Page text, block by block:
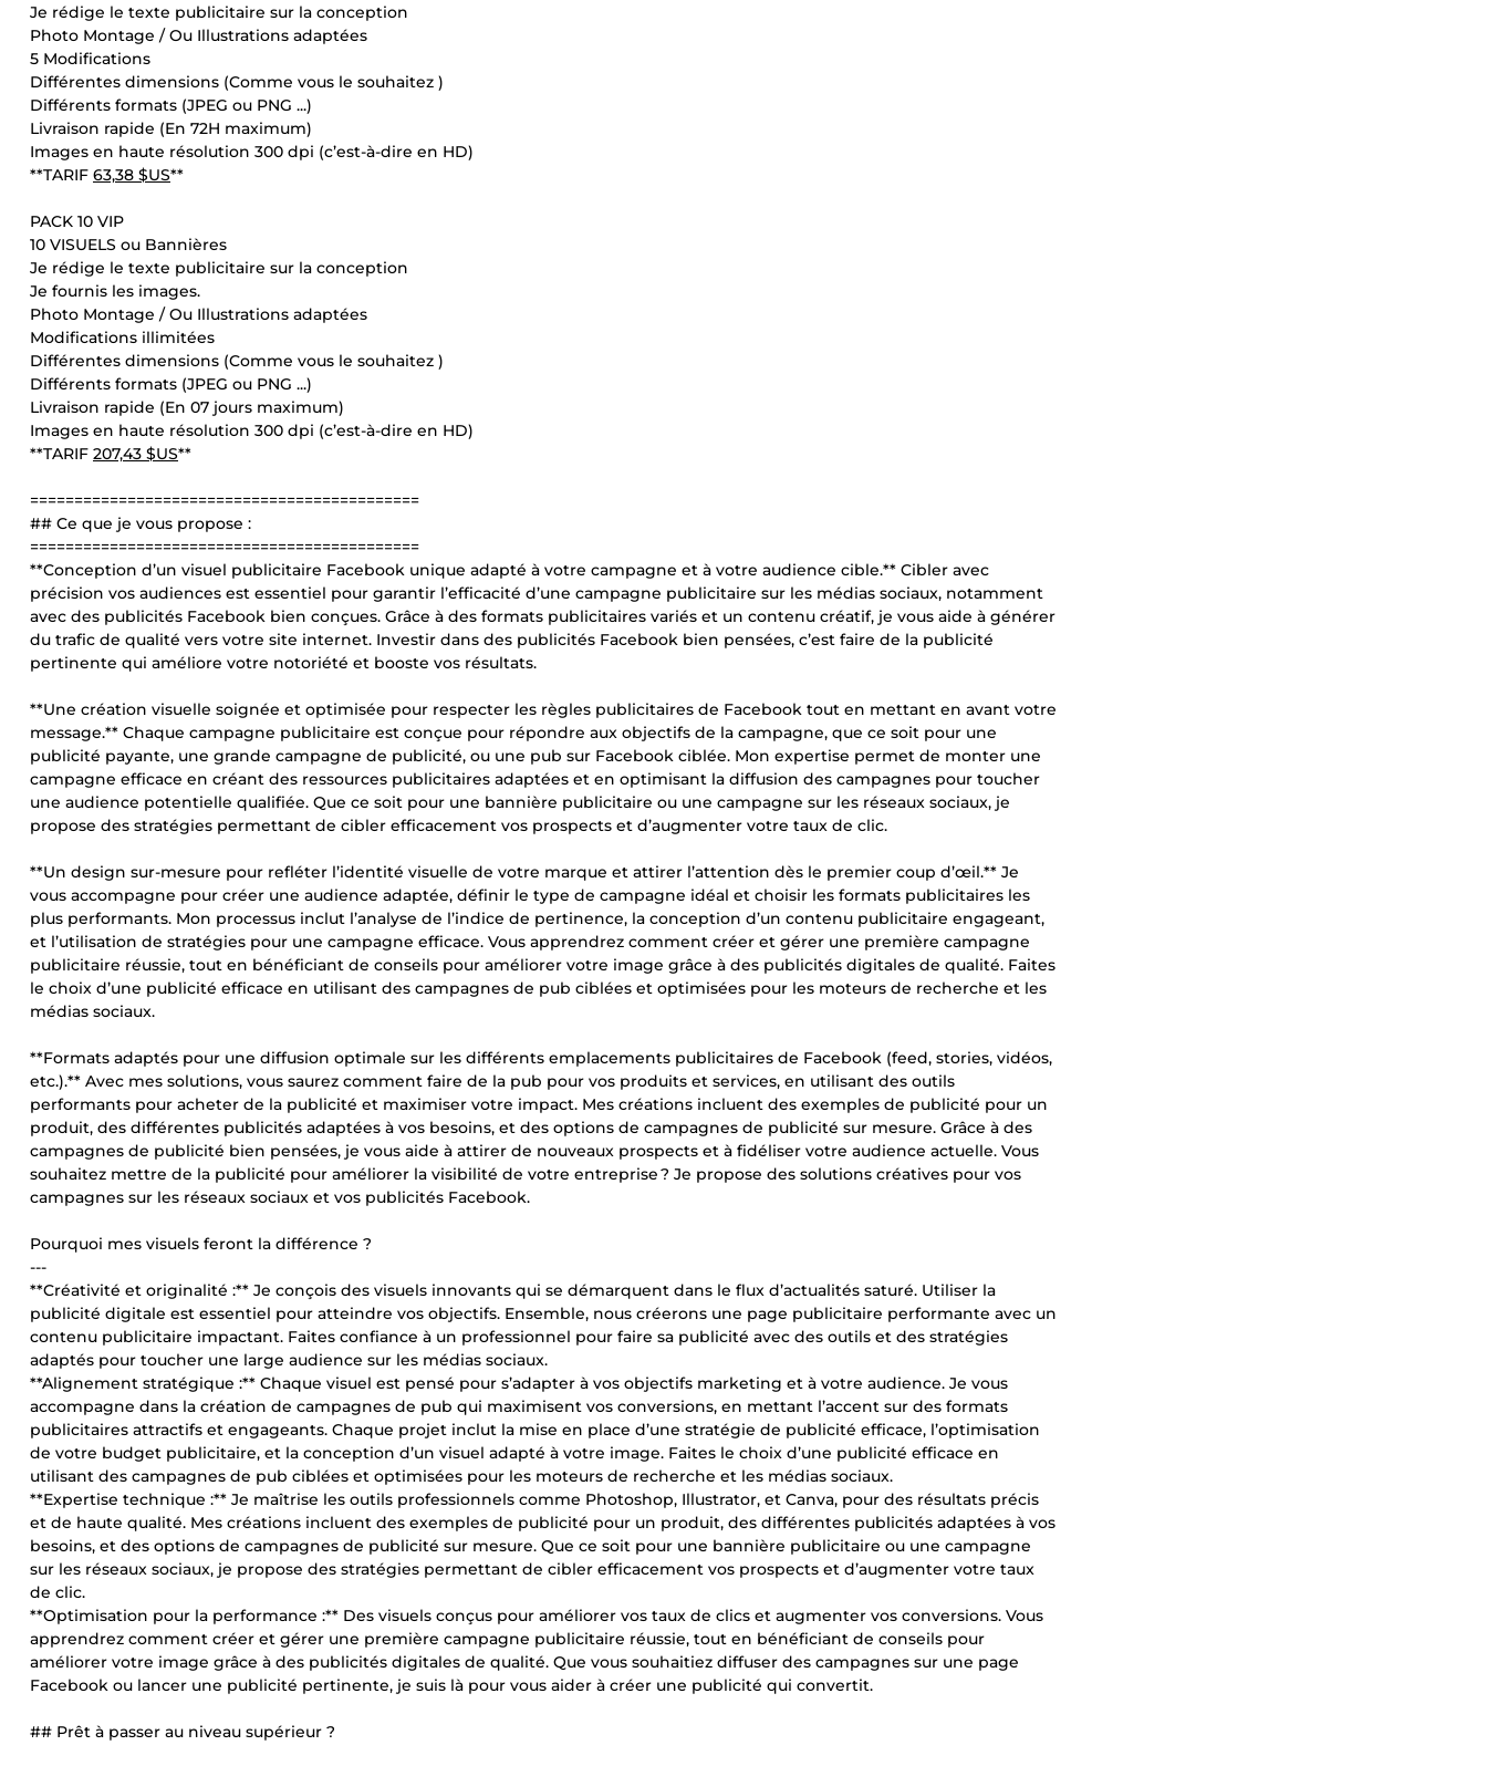
Je rédige le texte publicitaire sur la conception
Photo Montage / Ou Illustrations adaptées
5 Modifications
Différentes dimensions (Comme vous le souhaitez )
Différents formats (JPEG ou PNG ...)
Livraison rapide (En 72H maximum)
Images en haute résolution 300 dpi (c’est-à-dire en HD)
**TARIF 63,38 $US**
PACK 10 VIP
10 VISUELS ou Bannières
Je rédige le texte publicitaire sur la conception
Je fournis les images.
Photo Montage / Ou Illustrations adaptées
Modifications illimitées
Différentes dimensions (Comme vous le souhaitez )
Différents formats (JPEG ou PNG ...)
Livraison rapide (En 07 jours maximum)
Images en haute résolution 300 dpi (c’est-à-dire en HD)
**TARIF 207,43 $US**
============================================
## Ce que je vous propose :
============================================
**Conception d’un visuel publicitaire Facebook unique adapté à votre campagne et à votre audience cible.** Cibler avec
précision vos audiences est essentiel pour garantir l’efficacité d’une campagne publicitaire sur les médias sociaux, notamment
avec des publicités Facebook bien conçues. Grâce à des formats publicitaires variés et un contenu créatif, je vous aide à générer
du trafic de qualité vers votre site internet. Investir dans des publicités Facebook bien pensées, c’est faire de la publicité
pertinente qui améliore votre notoriété et booste vos résultats.
**Une création visuelle soignée et optimisée pour respecter les règles publicitaires de Facebook tout en mettant en avant votre
message.** Chaque campagne publicitaire est conçue pour répondre aux objectifs de la campagne, que ce soit pour une
publicité payante, une grande campagne de publicité, ou une pub sur Facebook ciblée. Mon expertise permet de monter une
campagne efficace en créant des ressources publicitaires adaptées et en optimisant la diffusion des campagnes pour toucher
une audience potentielle qualifiée. Que ce soit pour une bannière publicitaire ou une campagne sur les réseaux sociaux, je
propose des stratégies permettant de cibler efficacement vos prospects et d’augmenter votre taux de clic.
**Un design sur-mesure pour refléter l’identité visuelle de votre marque et attirer l’attention dès le premier coup d’œil.** Je
vous accompagne pour créer une audience adaptée, définir le type de campagne idéal et choisir les formats publicitaires les
plus performants. Mon processus inclut l’analyse de l’indice de pertinence, la conception d’un contenu publicitaire engageant,
et l’utilisation de stratégies pour une campagne efficace. Vous apprendrez comment créer et gérer une première campagne
publicitaire réussie, tout en bénéficiant de conseils pour améliorer votre image grâce à des publicités digitales de qualité. Faites
le choix d’une publicité efficace en utilisant des campagnes de pub ciblées et optimisées pour les moteurs de recherche et les
médias sociaux.
**Formats adaptés pour une diffusion optimale sur les différents emplacements publicitaires de Facebook (feed, stories, vidéos,
etc.).** Avec mes solutions, vous saurez comment faire de la pub pour vos produits et services, en utilisant des outils
performants pour acheter de la publicité et maximiser votre impact. Mes créations incluent des exemples de publicité pour un
produit, des différentes publicités adaptées à vos besoins, et des options de campagnes de publicité sur mesure. Grâce à des
campagnes de publicité bien pensées, je vous aide à attirer de nouveaux prospects et à fidéliser votre audience actuelle. Vous
souhaitez mettre de la publicité pour améliorer la visibilité de votre entreprise ? Je propose des solutions créatives pour vos
campagnes sur les réseaux sociaux et vos publicités Facebook.
Pourquoi mes visuels feront la différence ?
---
**Créativité et originalité :** Je conçois des visuels innovants qui se démarquent dans le flux d’actualités saturé. Utiliser la
publicité digitale est essentiel pour atteindre vos objectifs. Ensemble, nous créerons une page publicitaire performante avec un
contenu publicitaire impactant. Faites confiance à un professionnel pour faire sa publicité avec des outils et des stratégies
adaptés pour toucher une large audience sur les médias sociaux.
**Alignement stratégique :** Chaque visuel est pensé pour s’adapter à vos objectifs marketing et à votre audience. Je vous
accompagne dans la création de campagnes de pub qui maximisent vos conversions, en mettant l’accent sur des formats
publicitaires attractifs et engageants. Chaque projet inclut la mise en place d’une stratégie de publicité efficace, l’optimisation
de votre budget publicitaire, et la conception d’un visuel adapté à votre image. Faites le choix d’une publicité efficace en
utilisant des campagnes de pub ciblées et optimisées pour les moteurs de recherche et les médias sociaux.
**Expertise technique :** Je maîtrise les outils professionnels comme Photoshop, Illustrator, et Canva, pour des résultats précis
et de haute qualité. Mes créations incluent des exemples de publicité pour un produit, des différentes publicités adaptées à vos
besoins, et des options de campagnes de publicité sur mesure. Que ce soit pour une bannière publicitaire ou une campagne
sur les réseaux sociaux, je propose des stratégies permettant de cibler efficacement vos prospects et d’augmenter votre taux
de clic.
**Optimisation pour la performance :** Des visuels conçus pour améliorer vos taux de clics et augmenter vos conversions. Vous
apprendrez comment créer et gérer une première campagne publicitaire réussie, tout en bénéficiant de conseils pour
améliorer votre image grâce à des publicités digitales de qualité. Que vous souhaitiez diffuser des campagnes sur une page
Facebook ou lancer une publicité pertinente, je suis là pour vous aider à créer une publicité qui convertit.
## Prêt à passer au niveau supérieur ?